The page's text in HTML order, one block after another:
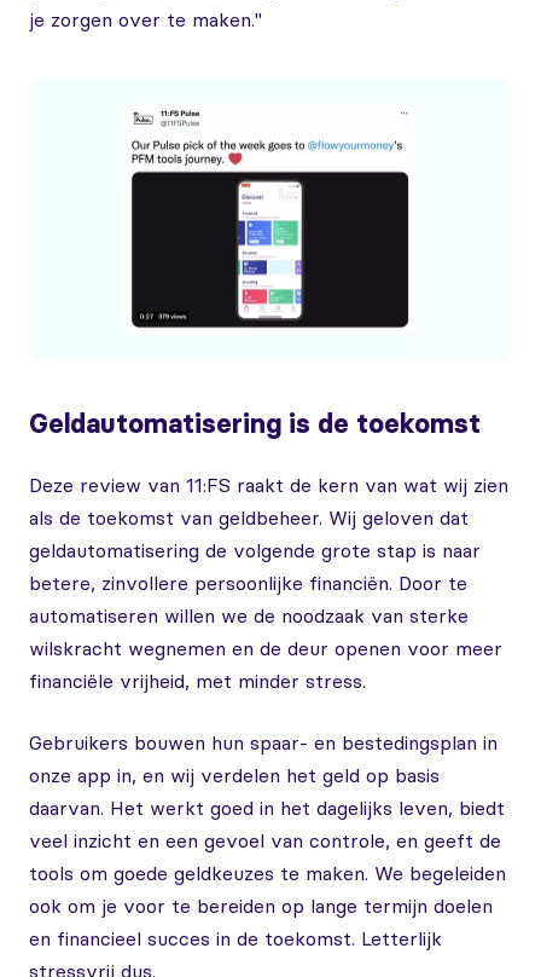
je zorgen over te maken."
Geldautomatisering is de toekomst
Deze review van 11:FS raakt de kern van wat wij zien
als de toekomst van geldbeheer. Wij geloven dat
geldautomatisering de volgende grote stap is naar
betere, zinvollere persoonlijke financiën. Door te
automatiseren willen we de noodzaak van sterke
wilskracht wegnemen en de deur openen voor meer
financiële vrijheid, met minder stress.
Gebruikers bouwen hun spaar- en bestedingsplan in
onze app in, en wij verdelen het geld op basis
daarvan. Het werkt goed in het dagelijks leven, biedt
veel inzicht en een gevoel van controle, en geeft de
tools om goede geldkeuzes te maken. We begeleiden
ook om je voor te bereiden op lange termijn doelen
en financieel succes in de toekomst. Letterlijk
stressvrij dus.